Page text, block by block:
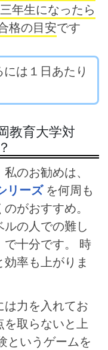
年生になったら
格の目安です
は１日あたり
教育大学対
のお勧めは、
リーズを何周も
がおすすめ。
の人での難し
十分です。 時
率も上がりま
力を入れてお
取らないと上
というゲームを